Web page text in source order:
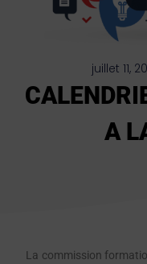
juillet 11,
A
La commission